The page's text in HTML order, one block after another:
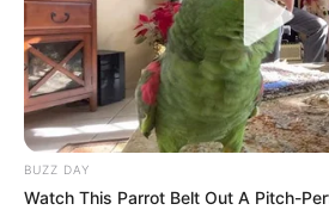
BUZZ DAY
Watch This Parrot Belt Out A Pitch-